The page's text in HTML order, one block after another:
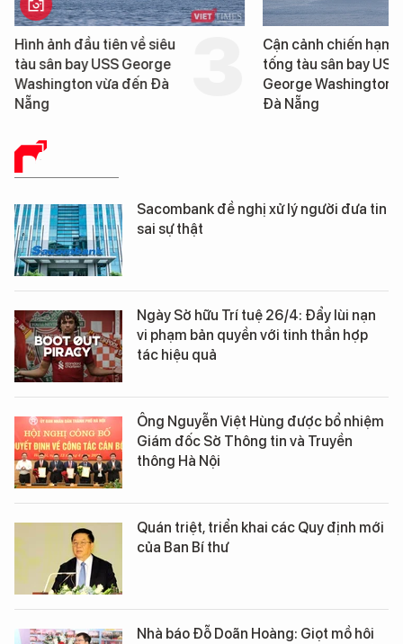
Hình ảnh đầu tiên về siêu
tàu sân bay USS George
Washington vừa đến Đà
Nẵng
Cận cảnh chiến hạm
tống tàu sân bay USS
George Washington
Đà Nẵng
BÁO CHÍ SỐ
Sacombank đề nghị xử lý người đưa tin
sai sự thật
Ngày Sở hữu Trí tuệ 26/4: Đẩy lùi nạn
vi phạm bản quyền với tinh thần hợp
tác hiệu quả
Ông Nguyễn Việt Hùng được bổ nhiệm
Giám đốc Sở Thông tin và Truyền
thông Hà Nội
Quán triệt, triển khai các Quy định mới
của Ban Bí thư
Nhà báo Đỗ Doãn Hoàng: Giọt mồ hôi